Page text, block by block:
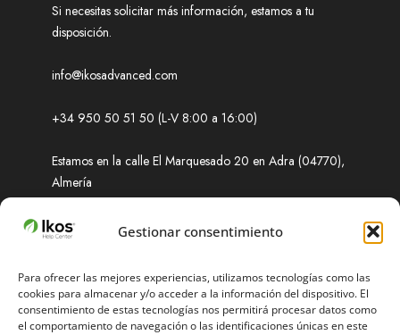
Gestionar consentimiento
Para ofrecer las mejores experiencias, utilizamos tecnologías como las
cookies para almacenar y/o acceder a la información del dispositivo. El
consentimiento de estas tecnologías nos permitirá procesar datos como
el comportamiento de navegación o las identificaciones únicas en este
Si necesitas solicitar más información, estamos a tu
disposición.
info@ikosadvanced.com
+34 950 50 51 50 (L-V 8:00 a 16:00)
Estamos en la calle El Marquesado 20 en Adra (04770),
Almería
Soporte
¿Necesitas ayuda? Obtenga soluciones rápidas a
cualquier problema que enfrente.